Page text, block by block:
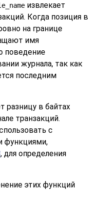
извлекает
Когда позиция в
на границе
имя
поведение
журнала, так как
последним
разницу в байтах
транзакций.
с
функциями,
, для определения
этих функций